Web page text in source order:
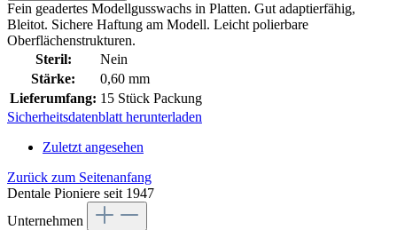
Fein geadertes Modellgusswachs in Platten. Gut adaptierfähig,
Bleitot. Sichere Haftung am Modell. Leicht polierbare
Oberflächenstrukturen.
Steril:
Nein
Stärke:
0,60 mm
Lieferumfang: 15 Stück Packung
Sicherheitsdatenblatt herunterladen
Zuletzt angesehen
Zurück zum Seitenanfang
Dentale Pioniere seit 1947
Unternehmen